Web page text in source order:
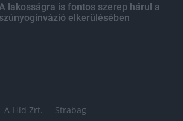
A lakosságra is fontos szerep hárul a
szúnyoginvázió elkerülésében
A-Híd Zrt. Strabag